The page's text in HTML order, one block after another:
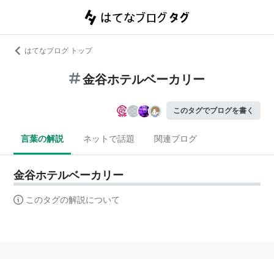
はてなブログ トップ
金谷ホテルベーカリー
このタグでブログを書く
言葉の解説 ネットで話題 関連ブログ
金谷ホテルベーカリー
このタグの解説について